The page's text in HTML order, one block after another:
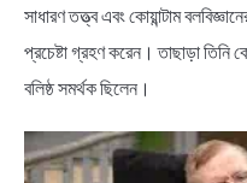
সাধারণ তত্ত্ব এবং কোয়ান্টাম
প্রচেষ্টা গ্রহণ করেন। তাছাড়া তিনি
বলিষ্ঠ সমর্থক ছিলেন।